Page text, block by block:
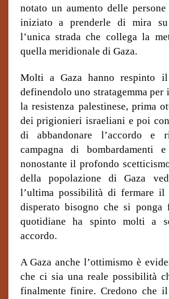
notato un aumento delle
iniziato a prenderle di mira su
l’unica strada che collega la
quella meridionale di Gaza.
Molti a Gaza hanno respinto
definendolo uno stratagemma per
la resistenza palestinese, prima
dei prigionieri israeliani e poi
di abbandonare l’accordo e
campagna di bombardamenti
nonostante il profondo
della popolazione di Gaza
l’ultima possibilità di fermare
disperato bisogno che si
quotidiane ha spinto molti a
accordo.
AGaza anche l’ottimismo è
che ci sia una reale possibilità
finalmente finire. Credono che